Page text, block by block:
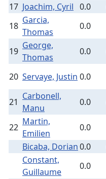
17 Joachim, Cyril 0.0
18
Garcia,
Thomas
0.0
19
George,
Thomas
0.0
20 Servaye, Justin 0.0
21
Carbonell,
Manu
0.0
22
Martin,
Emilien
0.0
Bicaba, Dorian0.0
Constant,
Guillaume
0.0